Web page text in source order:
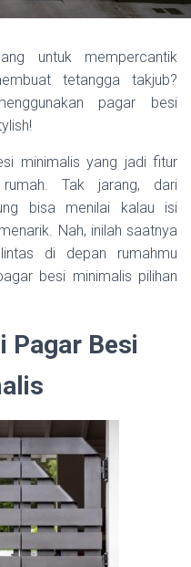
T
N
untuk mempercantik
tetangga takjub?
pagar besi
minimalis yang jadi fitur
Tak jarang, dari
bisa menilai kalau isi
Nah, inilah saatnya
di depan rumahmu
besi minimalis pilihan
Pagar Besi